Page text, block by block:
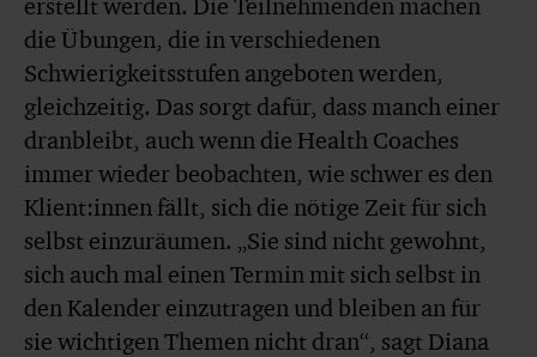
die Übungen, die in verschiedenen
Schwierigkeitsstufen angeboten werden,
gleichzeitig. Das sorgt dafür, dass manch einer
dranbleibt, auch wenn die Health Coaches
immer wieder beobachten, wie schwer es den
Klient:innen fällt, sich die nötige Zeit für sich
selbst einzuräumen. „Sie sind nicht gewohnt,
sich auch mal einen Termin mit sich selbst in
den Kalender einzutragen und bleiben an für
sie wichtigen Themen nicht dran“, sagt Diana